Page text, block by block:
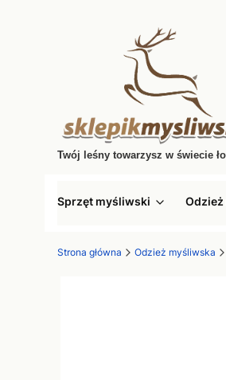
Twój leśny towarzysz w świecie
Sprzęt myśliwski
Strona główna Odzież myśliwska